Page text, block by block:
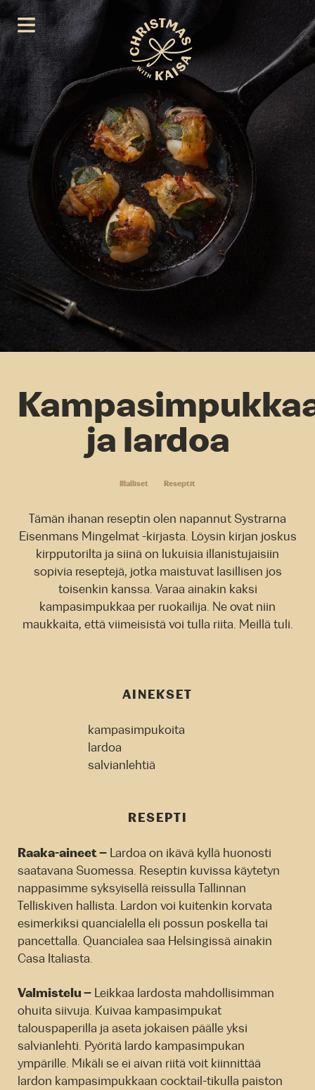
ja lardoa
Illalliset Reseptit
Tämän ihanan reseptin olen napannut Systrarna
Eisenmans Mingelmat -kirjasta. Löysin kirjan joskus
kirpputorilta ja siinä on lukuisia illanistujaisiin
sopivia reseptejä, jotka maistuvat lasillisen jos
toisenkin kanssa. Varaa ainakin kaksi
kampasimpukkaa per ruokailija. Ne ovat niin
maukkaita, että viimeisistä voi tulla riita. Meillä tuli.
AINEKSET
kampasimpukoita
lardoa
salvianlehtiä
RESEPTI
Raaka-aineet – Lardoa on ikävä kyllä huonosti
saatavana Suomessa. Reseptin kuvissa käytetyn
nappasimme syksyisellä reissulla Tallinnan
Telliskiven hallista. Lardon voi kuitenkin korvata
esimerkiksi quancialella eli possun poskella tai
pancettalla. Quancialea saa Helsingissä ainakin
Casa Italiasta.
Valmistelu – Leikkaa lardosta mahdollisimman
ohuita siivuja. Kuivaa kampasimpukat
talouspaperilla ja aseta jokaisen päälle yksi
salvianlehti. Pyöritä lardo kampasimpukan
ympärille. Mikäli se ei aivan riitä voit kiinnittää
lardon kampasimpukkaan cocktail-tikulla paiston